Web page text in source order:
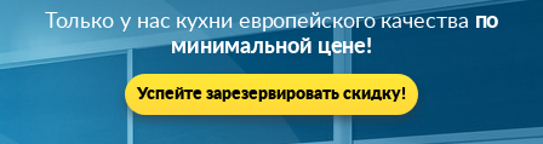
Только у нас кухни европейского качества по
минимальной цене!
Успейте зарезервировать скидку!